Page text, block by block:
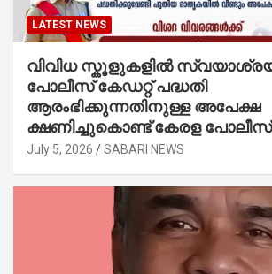
LATEST NEWS
വിവിധ സ്കൂളുകളില്‍
പോലീസ് കേഡറ്റ് പദ്ധതി
ആരംഭിക്കുന്നതിനുള്ള അപേക്ഷ
ക്ഷണിച്ചുകൊണ്ട് കേരള
July 5, 2026 SABARI NEWS